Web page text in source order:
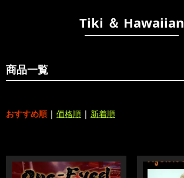
Tiki ＆ Hawaiian
商品一覧
おすすめ順 | 価格順 | 新着順